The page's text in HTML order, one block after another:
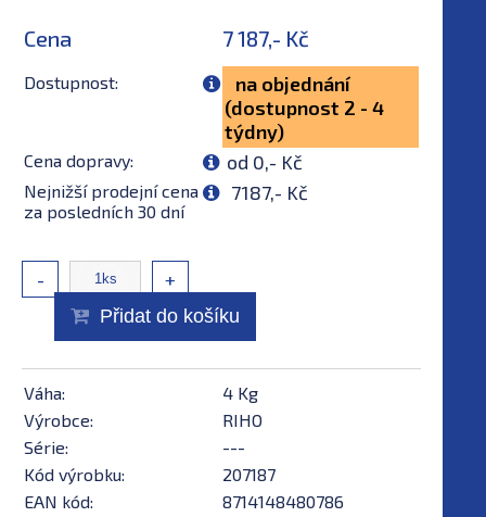
Cena 7 187,- Kč
Dostupnost:
na objednání
(dostupnost 2 - 4
týdny)
Cena dopravy: od 0,- Kč
Nejnižší prodejní cena
za posledních 30 dní
7187,- Kč
- +
Přidat do košíku
Váha:
4 Kg
Výrobce:
RIHO
Série:
---
Kód výrobku:
207187
EAN kód:
8714148480786